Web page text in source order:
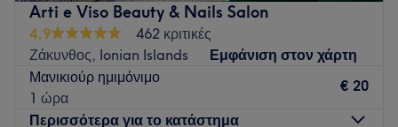
Arti e Viso Beauty & Nails Salon
4,9
462 κριτικές
Ζάκυνθος, Ionian Islands
Εμφάνιση στον χάρτη
Μανικιούρ ημιμόνιμο
1 ώρα
€ 20
Περισσότερα για το κατάστημα